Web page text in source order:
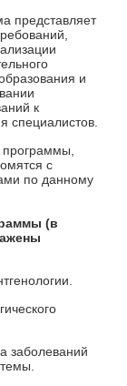
представляет
и
к
специалистов.
программы,
с
по данному
(в
заболеваний